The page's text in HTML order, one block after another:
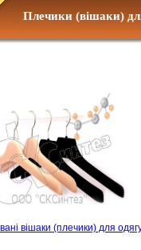
Плечики (вішаки)
вішаки (плечики) для